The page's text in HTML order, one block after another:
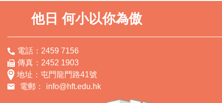
他日 何小以你為傲
電話：2459 7156
傳真：2452 1903
地址：屯門龍門路41號
電郵：
info@hft.edu.hk